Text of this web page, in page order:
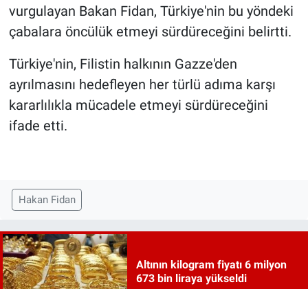
vurgulayan Bakan Fidan, Türkiye'nin bu yöndeki
çabalara öncülük etmeyi sürdüreceğini belirtti.
Türkiye'nin, Filistin halkının Gazze'den
ayrılmasını hedefleyen her türlü adıma karşı
kararlılıkla mücadele etmeyi sürdüreceğini
ifade etti.
Hakan Fidan
Altının kilogram fiyatı 6 milyon
673 bin liraya yükseldi